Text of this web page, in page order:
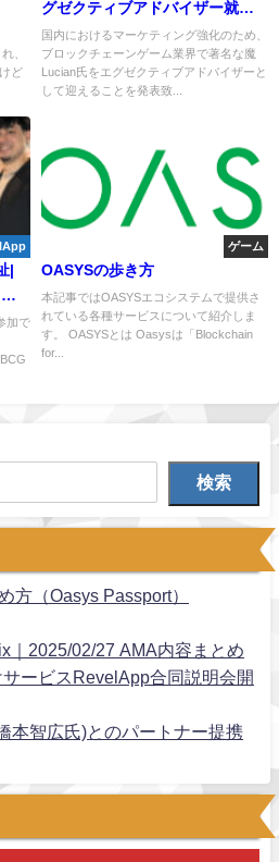
、
ど
グゼクティブアドバイザー就任
を発表
国内におけるマーケティング強化のため、
ブロックチェーンゲーム業界で著名な魔
Lucian氏をエグゼクティブアドバイザーと
して迎えることを発表致...
|
加で
ゲーム
OASYSの歩き方
本記事ではOASYSエコシステムで提供さ
れている各種サービスについて紹介しま
す。 OASYSとは Oasysは「Blockchain
for...
検索
方（Oasys Passport）
｜2025/02/27 AMA内容まとめ
ービスRevelApp合同説明会開
本智広氏)とのパートナー提携